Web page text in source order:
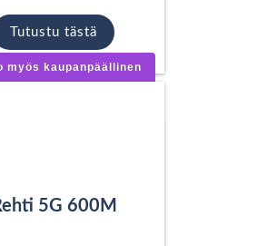
Tutustu tästä
myös kaupanpäällinen
5G 600M